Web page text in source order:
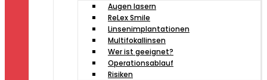
Augen lasern
ReLex Smile
Linsenimplantationen
Multifokallinsen
Wer ist geeignet?
Operationsablauf
Risiken